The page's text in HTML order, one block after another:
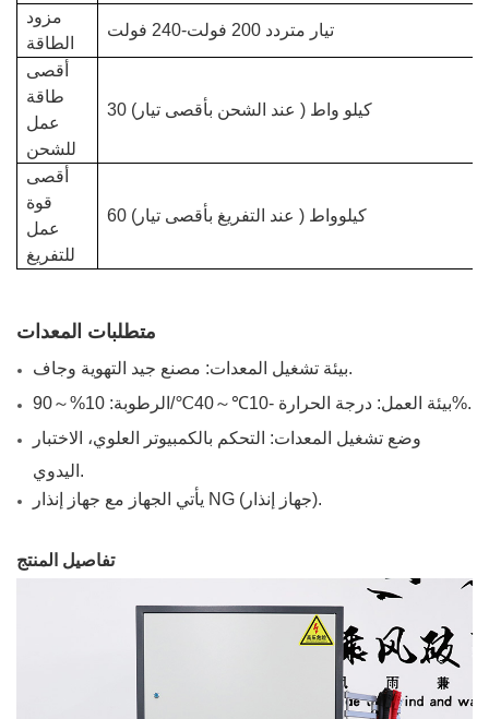
مزود
الطاقة
تيار متردد 200 فولت-240 فولت
أقصى
طاقة
عمل
للشحن
30 كيلو واط ( عند الشحن بأقصى تيار)
أقصى
قوة
عمل
للتفريغ
60 كيلوواط ( عند التفريغ بأقصى تيار)
متطلبات المعدات
بيئة تشغيل المعدات: مصنع جيد التهوية وجاف.
بيئة العمل: درجة الحرارة -10℃～40℃/الرطوبة: 10%～90%.
وضع تشغيل المعدات: التحكم بالكمبيوتر العلوي، الاختبار
يأتي الجهاز مع جهاز إنذار NG (جهاز إنذار).
تفاصيل المنتج